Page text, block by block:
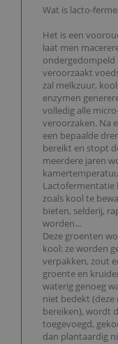
Wat is lacto-
Het is een
laat men
ondergedompeld
veroorzaakt
zal melkzuur,
enzymen
volledig alle
veroorzaken. Na
een bepaalde
bereikt en stopt
meerdere jaren
Lactofermentatie
zoals kool te
bieten, selderij,
worden...
Deze groenten
kool: ze worden
verpakken, zout
groente en
waterig genoeg
niet bedekt
bereiken), wordt
toegevoegd,
dan plantaardig